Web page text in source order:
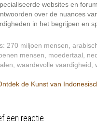
websites en
over de nuances
in het begrijpen en
270 miljoen mensen
mensen
moedertaal
waardevolle vaardigheid
de Kunst van
een reactie